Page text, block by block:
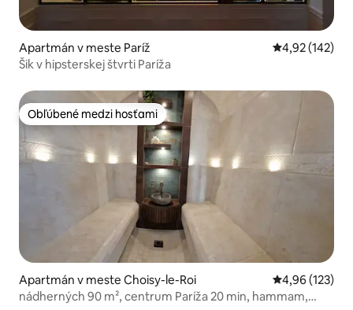
Apartmán v meste Paríž Priemerné
4,92 (142)
Šik v hipsterskej štvrti Paríža
Obľúbené medzi hosťami
Obľúbené medzi hosťami
Apartmán v meste Choisy-le-Roi Priemerné
4,96 (123)
nádherných 90 m², centrum Paríža 20 min, hammam,